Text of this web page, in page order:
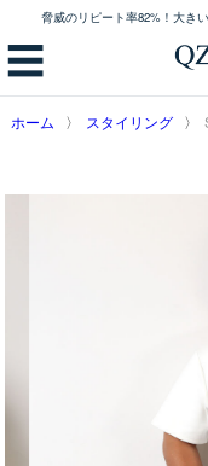
脅威のリピート率82%！大き
☰
ホーム スタイリング